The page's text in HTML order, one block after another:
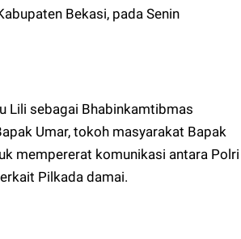
Bekasi, pada Senin
Lili sebagai Bhabinkamtibmas
Umar, tokoh masyarakat Bapak
mempererat komunikasi antara Polri
Pilkada damai.